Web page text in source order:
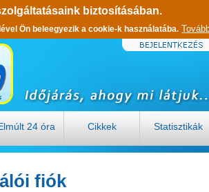
biztosításában.
Ön beleegyezik a cookie-k használatába.
24 óra Cikkek Statisztikák
fiók